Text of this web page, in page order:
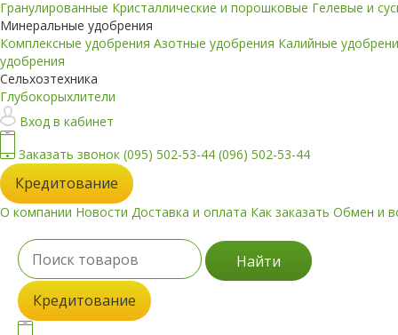
Гранулированные Кристаллические и порошковые Гелевые и
Минеральные удобрения
Комплексные удобрения Азотные удобрения Калийные
удобрения
Сельхозтехника
Глубокорыхлители
Вход в кабинет
Заказать звонок (095) 502-53-44 (096) 502-53-44
Кредитование
О компании Новости Доставка и оплата Как заказать Обмен и
Найти
Кредитование